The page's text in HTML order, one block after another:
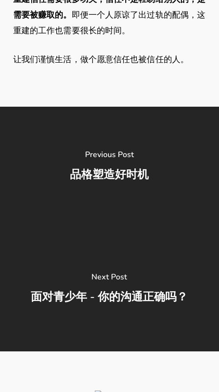
需要被赚取的。 即便一个人原谅了出过轨的配偶，这
重建的工作也需要很长的时间。
让我们谨慎生活，做个愿意信任也被信任的人。
Previous Post
品格塑造好时机
Next Post
面对青少年 - 你的沟通正确吗？